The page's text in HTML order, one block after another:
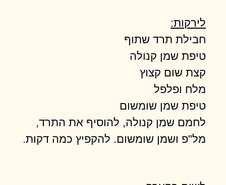
לירקות:
חבילת תרד שתוף
טיפת שמן קנולה
קצת שום קצוץ
מלח ופלפל
טיפת שמן שומשום
לחמם שמן קנולה, להוסיף את התרד,
מל"פ ושמן שומשום. להקפיץ כמה דקות.